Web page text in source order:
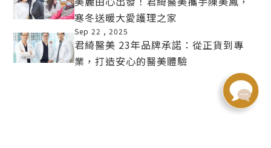
寒冬送暖大愛護理之家
MORE
Sep 22 , 2025
君綺醫美 23年品牌承諾：從正貨到專
業，打造安心的醫美體驗